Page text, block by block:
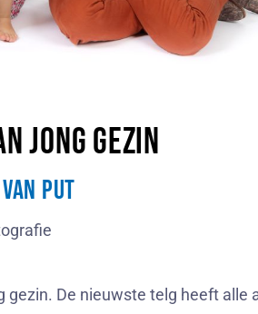
jong gezin
Put
gezin. De nieuwste telg heeft alle